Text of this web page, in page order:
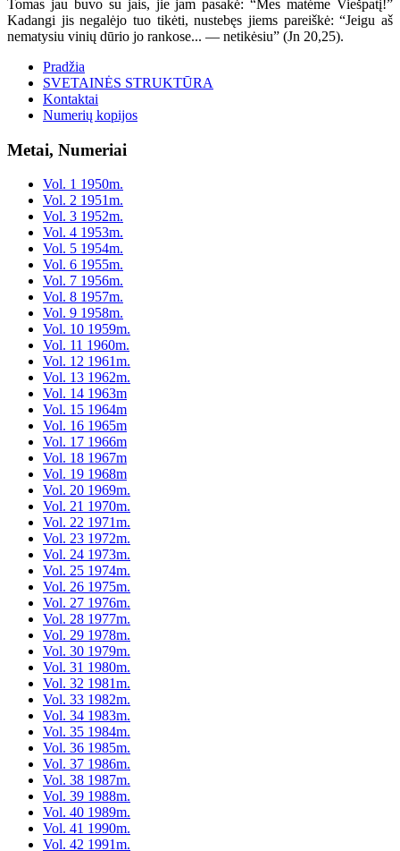
Tomas jau buvo su jais, jie jam pasakė: “Mes matėme Viešpatį!”
Kadangi jis negalėjo tuo tikėti, nustebęs jiems pareiškė: “Jeigu aš
nematysiu vinių dūrio jo rankose... — netikėsiu” (Jn 20,25).
Pradžia
SVETAINĖS STRUKTŪRA
Kontaktai
Numerių kopijos
Metai, Numeriai
Vol. 1 1950m.
Vol. 2 1951m.
Vol. 3 1952m.
Vol. 4 1953m.
Vol. 5 1954m.
Vol. 6 1955m.
Vol. 7 1956m.
Vol. 8 1957m.
Vol. 9 1958m.
Vol. 10 1959m.
Vol. 11 1960m.
Vol. 12 1961m.
Vol. 13 1962m.
Vol. 14 1963m
Vol. 15 1964m
Vol. 16 1965m
Vol. 17 1966m
Vol. 18 1967m
Vol. 19 1968m
Vol. 20 1969m.
Vol. 21 1970m.
Vol. 22 1971m.
Vol. 23 1972m.
Vol. 24 1973m.
Vol. 25 1974m.
Vol. 26 1975m.
Vol. 27 1976m.
Vol. 28 1977m.
Vol. 29 1978m.
Vol. 30 1979m.
Vol. 31 1980m.
Vol. 32 1981m.
Vol. 33 1982m.
Vol. 34 1983m.
Vol. 35 1984m.
Vol. 36 1985m.
Vol. 37 1986m.
Vol. 38 1987m.
Vol. 39 1988m.
Vol. 40 1989m.
Vol. 41 1990m.
Vol. 42 1991m.